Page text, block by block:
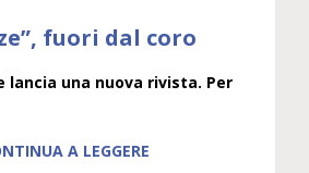
fuori dal coro
lancia una nuova rivista. Per
A LEGGERE